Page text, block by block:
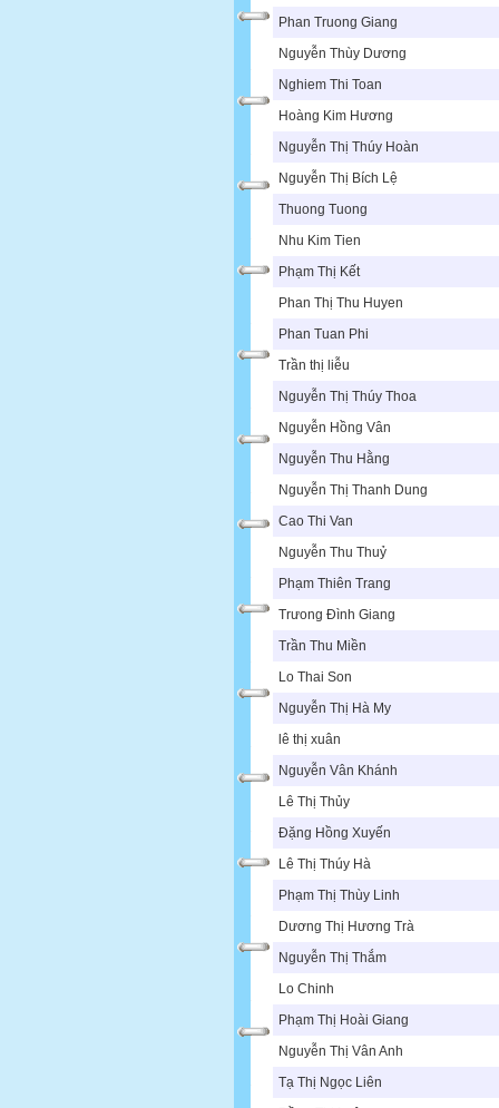
Phan Truong Giang
Nguyễn Thùy Dương
Nghiem Thi Toan
Hoàng Kim Hương
Nguyễn Thị Thúy Hoàn
Nguyễn Thị Bích Lệ
Thuong Tuong
Nhu Kim Tien
Phạm Thị Kết
Phan Thị Thu Huyen
Phan Tuan Phi
Trần thị liễu
Nguyễn Thị Thúy Thoa
Nguyễn Hồng Vân
Nguyễn Thu Hằng
Nguyễn Thị Thanh Dung
Cao Thi Van
Nguyễn Thu Thuỷ
Phạm Thiên Trang
Trưong Đình Giang
Trần Thu Miền
Lo Thai Son
Nguyễn Thị Hà My
lê thị xuân
Nguyễn Vân Khánh
Lê Thị Thủy
Đặng Hồng Xuyến
Lê Thị Thúy Hà
Phạm Thị Thùy Linh
Dương Thị Hương Trà
Nguyễn Thị Thắm
Lo Chinh
Phạm Thị Hoài Giang
Nguyễn Thị Vân Anh
Tạ Thị Ngọc Liên